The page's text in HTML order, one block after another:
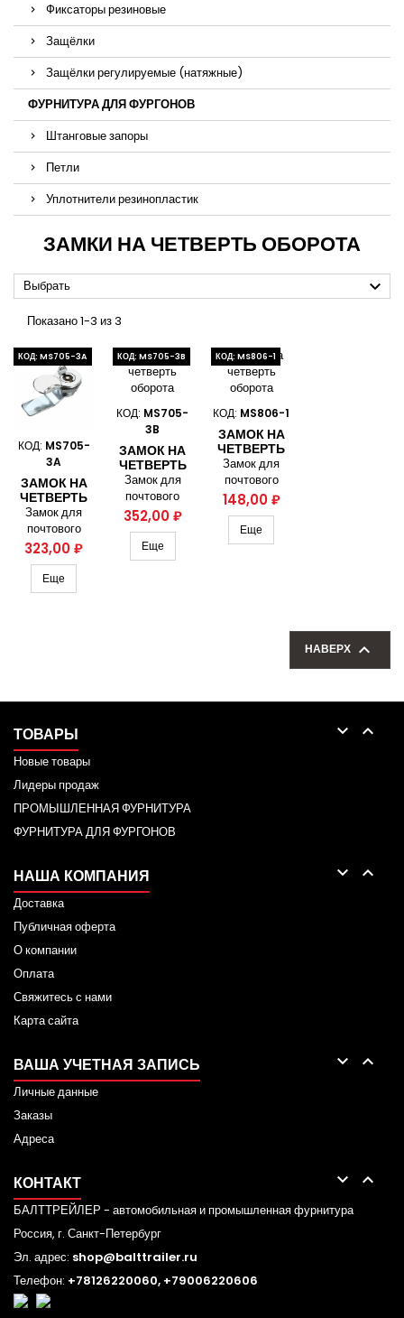
Фиксаторы резиновые
Защёлки
Защёлки регулируемые (натяжные)
ФУРНИТУРА ДЛЯ ФУРГОНОВ
Штанговые запоры
Петли
Уплотнители резинопластик
ЗАМКИ НА ЧЕТВЕРТЬ ОБОРОТА
Выбрать 
Показано 1-3 из 3
КОД: MS705-3A
КОД: MS705-
3A
ЗАМОК НА
ЧЕТВЕРТЬ
ОБОРОТА
Замок для
почтового
ящика, панели
Цена
323,00 ₽
Еще
КОД: MS705-3B
КОД: MS705-
3B
ЗАМОК НА
ЧЕТВЕРТЬ
ОБОРОТА
Замок для
почтового
ящика, панели
Цена
352,00 ₽
Еще
КОД: MS806-1
КОД: MS806-1
ЗАМОК НА
ЧЕТВЕРТЬ
ОБОРОТА
Замок для
почтового
ящика, панели
Цена
148,00 ₽
Еще
НАВЕРХ 
ТОВАРЫ  
Новые товары
Лидеры продаж
ПРОМЫШЛЕННАЯ ФУРНИТУРА
ФУРНИТУРА ДЛЯ ФУРГОНОВ
НАША КОМПАНИЯ  
Доставка
Публичная оферта
О компании
Оплата
Свяжитесь с нами
Карта сайта
ВАША УЧЕТНАЯ ЗАПИСЬ  
Личные данные
Заказы
Адреса
КОНТАКТ  
БАЛТТРЕЙЛЕР - автомобильная и промышленная фурнитура
Россия, г. Санкт-Петербург
Эл. адрес: shop@balttrailer.ru
Телефон: +78126220060, +79006220606